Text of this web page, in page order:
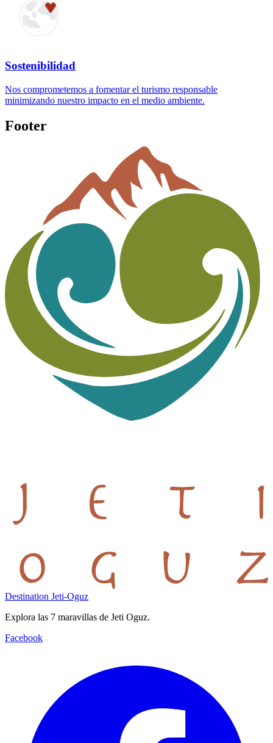
Sostenibilidad
Nos comprometemos a fomentar el turismo responsable
minimizando nuestro impacto en el medio ambiente.
Footer
Destination Jeti-Oguz
Explora las 7 maravillas de Jeti Oguz.
Facebook